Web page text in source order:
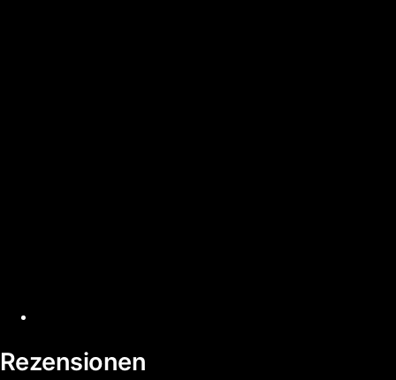
Rezensionen